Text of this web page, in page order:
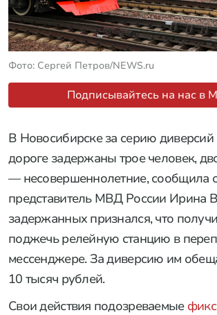
Фото: Сергей Петров/NEWS.ru
Подписывайтесь на нас в
В Новосибирске за серию
дороге задержаны трое человек,
— несовершеннолетние, сообщила
представитель МВД России Ирина
задержанных признался, что
поджечь релейную станцию в
мессенджере. За диверсию им
10 тысяч рублей.
Свои действия подозреваемые